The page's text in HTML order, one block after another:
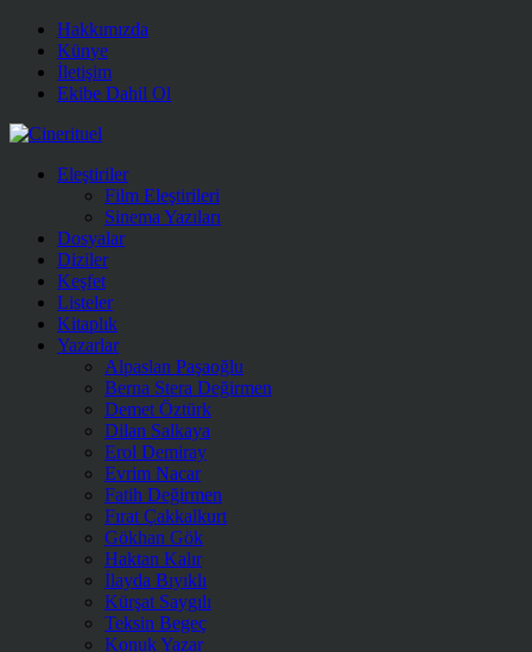
Hakkımızda
Künye
İletişim
Ekibe Dahil Ol
Eleştiriler
Film Eleştirileri
Sinema Yazıları
Dosyalar
Diziler
Keşfet
Listeler
Kitaplık
Yazarlar
Alpaslan Paşaoğlu
Berna Stera Değirmen
Demet Öztürk
Dilan Salkaya
Erol Demiray
Evrim Nacar
Fatih Değirmen
Fırat Çakkalkurt
Gökhan Gök
Haktan Kalır
İlayda Bıyıklı
Kürşat Saygılı
Teksin Begeç
Konuk Yazar